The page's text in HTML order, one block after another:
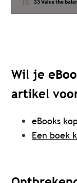
Wil je
artikel
eBooks
Een boek